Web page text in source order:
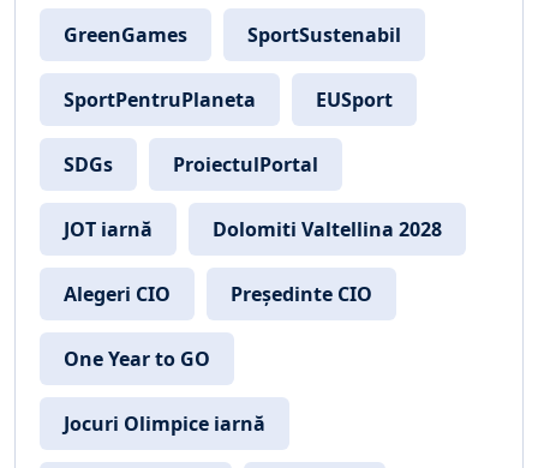
GreenGames SportSustenabil
SportPentruPlaneta EUSport
SDGs ProiectulPortal
JOT iarnă Dolomiti Valtellina 2028
Alegeri CIO Președinte CIO
One Year to GO
Jocuri Olimpice iarnă